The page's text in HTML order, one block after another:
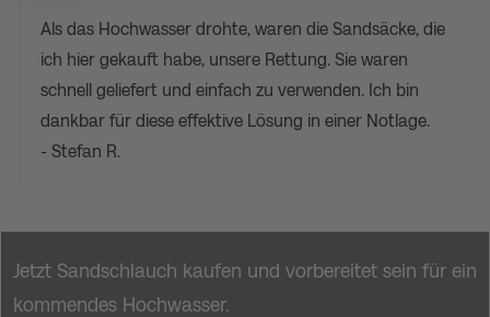
Als das Hochwasser drohte, waren die Sandsäcke, die
ich hier gekauft habe, unsere Rettung. Sie waren
schnell geliefert und einfach zu verwenden. Ich bin
dankbar für diese effektive Lösung in einer Notlage.
- Stefan R.
Jetzt Sandschlauch kaufen und vorbereitet sein für ein
kommendes Hochwasser.